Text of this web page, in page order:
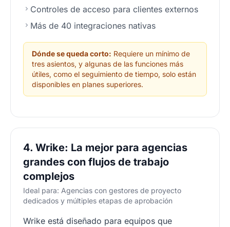
Controles de acceso para clientes externos
Más de 40 integraciones nativas
Dónde se queda corto: Requiere un mínimo de
tres asientos, y algunas de las funciones más
útiles, como el seguimiento de tiempo, solo están
disponibles en planes superiores.
4. Wrike: La mejor para agencias
grandes con flujos de trabajo
complejos
Ideal para: Agencias con gestores de proyecto
dedicados y múltiples etapas de aprobación
Wrike está diseñado para equipos que